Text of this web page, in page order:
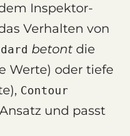
Inspektor-
Verhalten von
betont die
Werte) oder tiefe
Contour
und passt